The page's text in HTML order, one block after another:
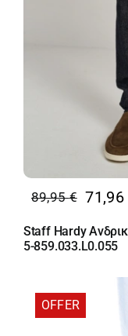
89,95€
Original
price
was:
71,96
Η
τρέχουσα
τιμή
Staff Hardy
5-859.033.L0.055
OFFER